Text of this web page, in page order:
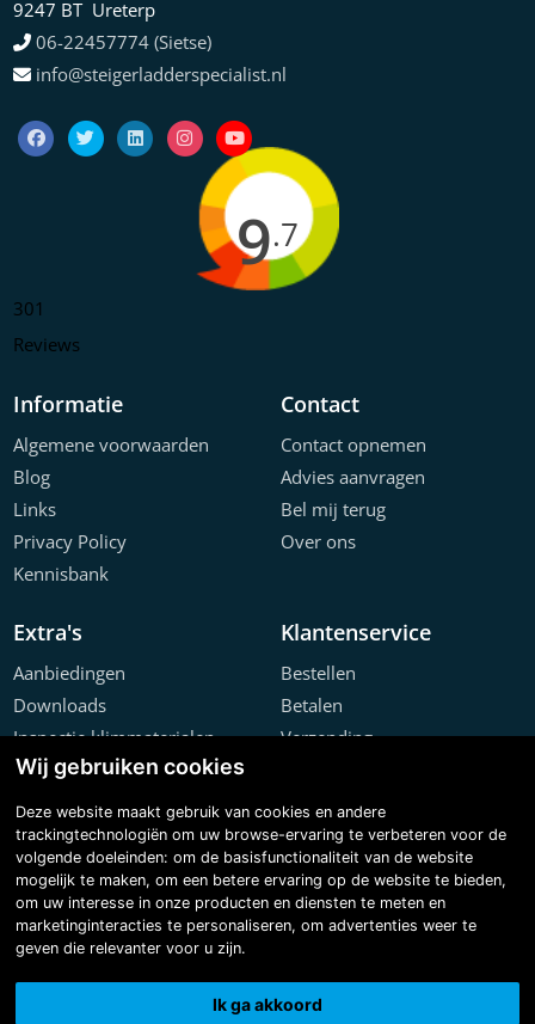
9247 BT Ureterp
06-22457774 (Sietse)
info@steigerladderspecialist.nl
9.7
301
Reviews
Informatie
Algemene voorwaarden
Blog
Links
Privacy Policy
Kennisbank
Contact
Contact opnemen
Advies aanvragen
Bel mij terug
Over ons
Extra's
Aanbiedingen
Downloads
Inspectie klimmaterialen
Offerte configurator
Projecten
Klantenservice
Bestellen
Betalen
Verzending
Klachten
| Powered byBO Creator DXP®
Wij gebruiken cookies
Deze website maakt gebruik van cookies en andere
trackingtechnologiën om uw browse-ervaring te verbeteren voor de
volgende doeleinden: om de basisfunctionaliteit van de website
mogelijk te maken, om een betere ervaring op de website te bieden,
om uw interesse in onze producten en diensten te meten en
marketinginteracties te personaliseren, om advertenties weer te
geven die relevanter voor u zijn.
Ik ga akkoord